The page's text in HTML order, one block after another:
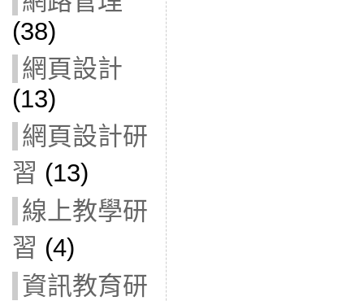
(38)
網頁設計
(13)
網頁設計研
習 (13)
線上教學研
習 (4)
資訊教育研